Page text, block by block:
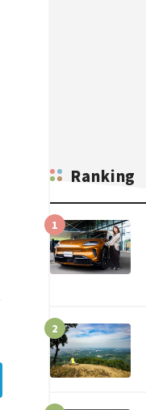
Ranking